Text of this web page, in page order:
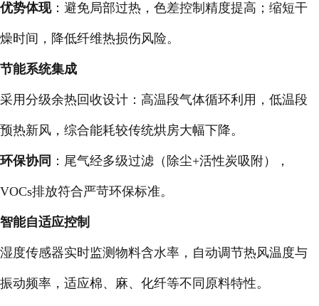
优势体现：避免局部过热，色差控制精度提高；缩短干
燥时间，降低纤维热损伤风险。
节能系统集成
采用分级余热回收设计：高温段气体循环利用，低温段
预热新风，综合能耗较传统烘房大幅下降。
环保协同 ：尾气经多级过滤（除尘+活性炭吸附），
VOCs排放符合严苛环保标准。
智能自适应控制
湿度传感器实时监测物料含水率，自动调节热风温度与
振动频率，适应棉、麻、化纤等不同原料特性。